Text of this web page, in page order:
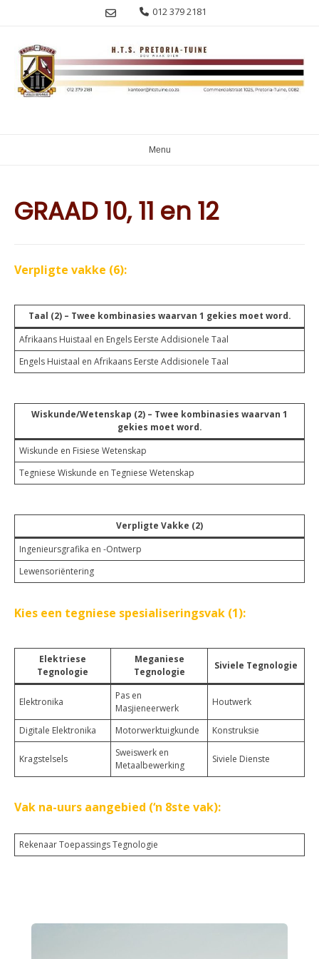
content
012 379 2181
Menu
GRAAD 10, 11 en 12
Verpligte vakke (6):
Taal (2) – Twee kombinasies waarvan 1 gekies moet word.
Afrikaans Huistaal en Engels Eerste Addisionele Taal
Engels Huistaal en Afrikaans Eerste Addisionele Taal
Wiskunde/Wetenskap (2) – Twee kombinasies waarvan 1
gekies moet word.
Wiskunde en Fisiese Wetenskap
Tegniese Wiskunde en Tegniese Wetenskap
Verpligte Vakke (2)
Ingenieursgrafika en -Ontwerp
Lewensoriëntering
Kies een tegniese spesialiseringsvak (1):
Elektriese
Tegnologie
Meganiese
Tegnologie
Siviele Tegnologie
Elektronika
Pas en
Masjieneerwerk
Houtwerk
Digitale Elektronika Motorwerktuigkunde Konstruksie
Kragstelsels
Sweiswerk en
Metaalbewerking
Siviele Dienste
Vak na-uurs aangebied (‘n 8ste vak):
Rekenaar Toepassings Tegnologie